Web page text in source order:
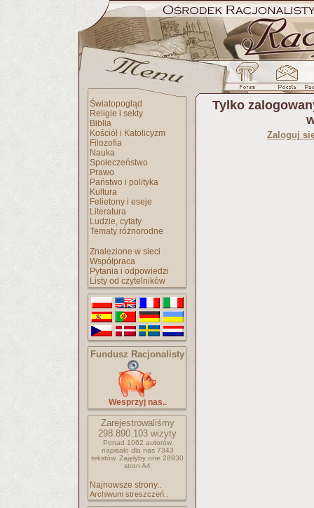
Światopogląd
Religie i sekty
Biblia
Kościół i Katolicyzm
Filozofia
Nauka
Społeczeństwo
Prawo
Państwo i polityka
Kultura
Felietony i eseje
Literatura
Ludzie, cytaty
Tematy różnorodne
Znalezione w sieci
Współpraca
Pytania i odpowiedzi
Listy od czytelników
Fundusz Racjonalisty
Wesprzyj nas..
Zarejestrowaliśmy
298.890.103 wizyty
Ponad 1062 autorów
napisało dla nas 7343
tekstów. Zajęłyby one 28930
stron A4
Najnowsze strony..
Archiwum streszczeń..
Tylko
Zaloguj